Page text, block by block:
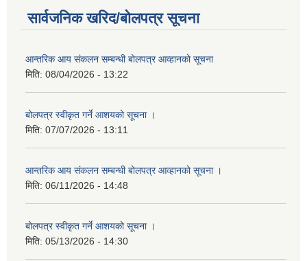
सार्वजनिक खरिद/बोलपत्र सूचना
आन्तरिक आय संकलन सम्बन्धी बोलपत्र आव्हानको सूचना
मिति: 08/04/2026 - 13:22
बोलपत्र स्वीकृत गर्ने आशयको सूचना ।
मिति: 07/07/2026 - 13:11
आन्तरिक आय संकलन सम्बन्धी बोलपत्र आव्हानको सूचना ।
मिति: 06/11/2026 - 14:48
बोलपत्र स्वीकृत गर्ने आशयको सूचना ।
मिति: 05/13/2026 - 14:30